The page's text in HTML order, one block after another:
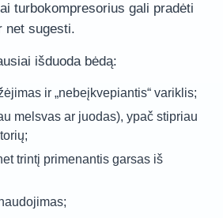
turbokompresorius gali pradėti
net sugesti.
išduoda bėdą:
ir „nebeįkvepiantis“ variklis;
melsvas ar juodas), ypač stipriau
trintį primenantis garsas iš